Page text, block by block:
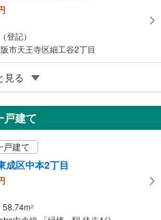
（登記）
市天王寺区細工谷2丁目
もらえる
川区野中南1丁目
市淀川区野中南1丁目
見る
戸建て
戸建て
成区中本2丁目
58.74m2